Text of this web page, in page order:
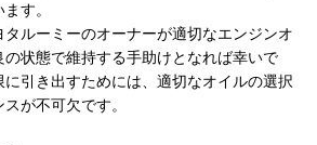
す。
タルーミーのオーナーが適切なエンジンオ
状態で維持する手助けとなれば幸いで
引き出すためには、適切なオイルの選択
が不可欠です。